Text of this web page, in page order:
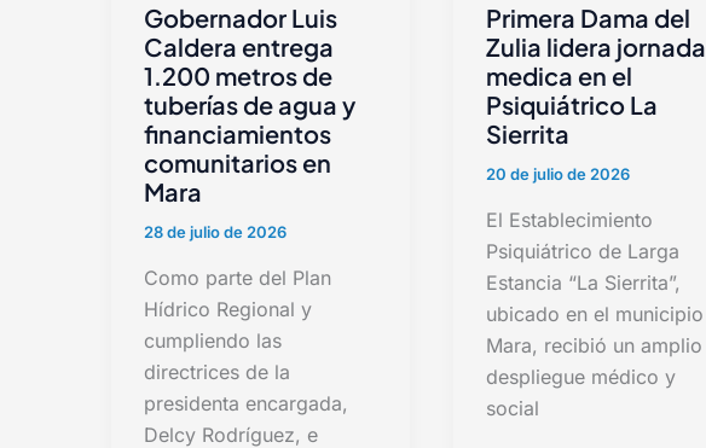
Gobernador Luis
Caldera entrega
1.200 metros de
tuberías de agua y
financiamientos
comunitarios en
Mara
28 de julio de 2026
Como parte del Plan
Hídrico Regional y
cumpliendo las
directrices de la
presidenta encargada,
Delcy Rodríguez, e
Primera Dama del
Zulia lidera jornada
medica en el
Psiquiátrico La
Sierrita
20 de julio de 2026
El Establecimiento
Psiquiátrico de Larga
Estancia “La Sierrita”,
ubicado en el municipio
Mara, recibió un amplio
despliegue médico y
social